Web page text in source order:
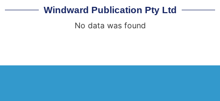
Windward Publication Pty Ltd
No data was found